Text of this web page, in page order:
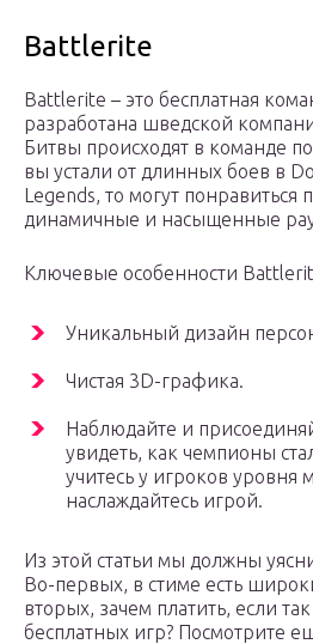
Battlerite
Battlerite – это бесплатная
разработана шведской
Битвы происходят в команде
вы устали от длинных боев в
Legends, то могут
динамичные и насыщенные
Ключевые особенности
Уникальный дизайн
Чистая 3D-графика.
Наблюдайте и
увидеть, как чемпионы
учитесь у игроков уровня
наслаждайтесь игрой.
Из этой статьи мы должны
Во-первых, в стиме есть
вторых, зачем платить, если
бесплатных игр? Посмотрите